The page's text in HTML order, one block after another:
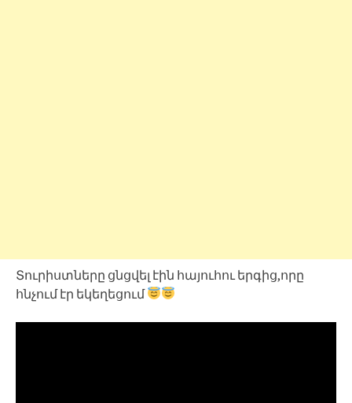
Տուրիստները ցնցվել էին հայուհու երգից,որը
հնչում էր եկեղեցում